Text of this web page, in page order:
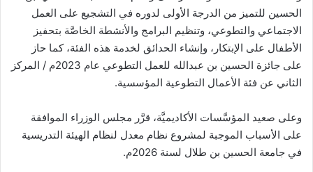
الحسين للتميز من الدرجة الأولى لدوره في التشجيع على العمل
الاجتماعي والتطوعي، وتنظيم البرامج والأنشطة الخاصَّة بتحفيز
الأطفال على الإبتكار، وإنشاء الحدائق لخدمة هذه الفئة، كما حاز
على جائزة الحسين بن عبدالله للعمل التطوعي عام 2023م / المركز
الثاني عن فئة الأعمال التطوعية المؤسسية.
وعلى صعيد المؤسَّسات الأكاديميَّة، قرَّر مجلس الوزراء الموافقة
على الأسباب الموجبة لمشروع نظام معدل لنظام الهيئة التدريسية
في جامعة الحسين بن طلال لسنة 2026م.